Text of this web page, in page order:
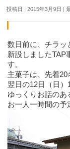
投稿日 : 2015年3月9日
数日前に、チラッ
新設しましたTAP
す。
主菓子は、先着
翌日の12日（日）
ゆっくりお話のあ
お一人一時間の予